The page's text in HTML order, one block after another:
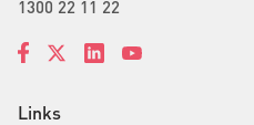
Links
1300 22 11 22